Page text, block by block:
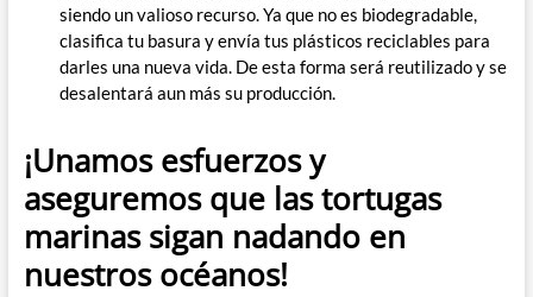
siendo un valioso recurso. Ya que no es biodegradable,
clasifica tu basura y envía tus plásticos reciclables para
darles una nueva vida. De esta forma será reutilizado y se
desalentará aun más su producción.
¡Unamos esfuerzos y
aseguremos que las tortugas
marinas sigan nadando en
nuestros océanos!